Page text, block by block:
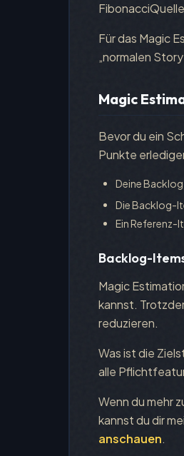
Für das Magic
„normalen
Magic
Bevor du ein
Punkte
Deine
Die Backlog-
Ein Referenz-
Backlog-
Magic
kannst.
reduzieren.
Was ist die
alle
Wenn du mehr
kannst du dir
anschauen.